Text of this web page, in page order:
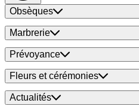
Obsèques
Marbrerie
Prévoyance
Fleurs et cérémonies
Actualités